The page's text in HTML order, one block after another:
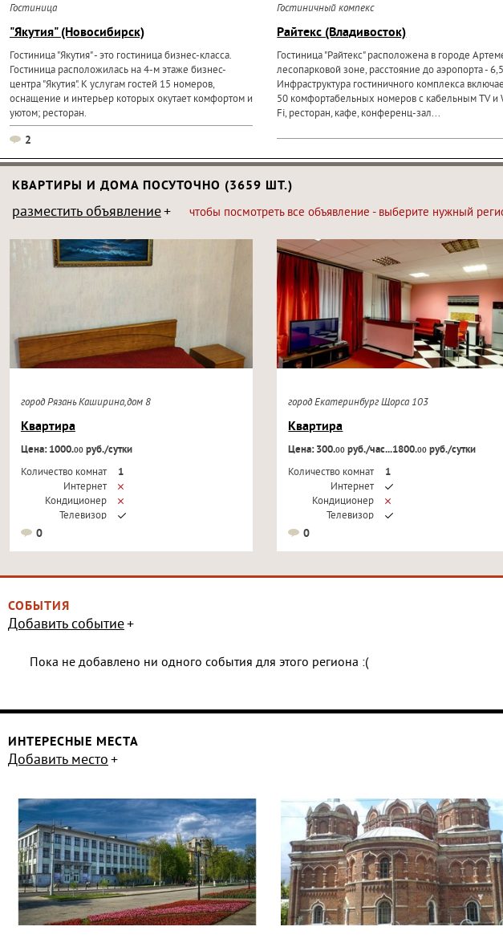
Гостиница
"Якутия" (Новосибирск)
Гостиница "Якутия" - это гостиница бизнес-класса.
Гостиница расположилась на 4-м этаже бизнес-
центра "Якутия". К услугам гостей 15 номеров,
оснащение и интерьер которых окутает комфортом и
уютом; ресторан.
2
Гостиничный компекс
Райтекс (Владивосток)
Гостиница "Райтекс" расположена в городе
лесопарковой зоне, расстояние до аэропорта -
Инфраструктура гостиничного комплекса
50 комфортабельных номеров с кабельным TV и
Fi, ресторан, кафе, конференц-зал...
КВАРТИРЫ И ДОМА ПОСУТОЧНО (3659 ШТ.)
разместить объявление чтобы посмотреть все объявление - выберите нужный
город Рязань Каширина,дом 8
Квартира
Цена: 1000.00руб./сутки
Количество комнат
1
Интернет
Кондиционер
Телевизор
0
город Екатеринбург Щорса 103
Квартира
Цена: 300.00 руб./час...1800.00 руб./сутки
Количество комнат
1
Интернет
Кондиционер
Телевизор
0
СОБЫТИЯ
Добавить событие
Пока не добавлено ни одного события для этого региона :(
ИНТЕРЕСНЫЕ МЕСТА
Добавить место